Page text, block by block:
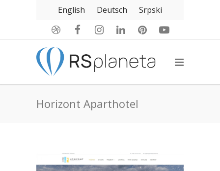
English Deutsch Srpski
Horizont Aparthotel